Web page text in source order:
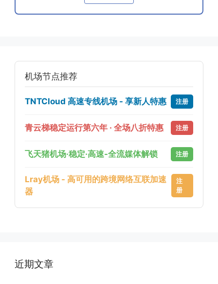
机场节点推荐
TNTCloud 高速专线机场 - 享新人特惠 注册
青云梯稳定运行第六年 · 全场八折特惠 注册
飞天猪机场·稳定·高速-全流媒体解锁 注册
Lray机场 - 高可用的跨境网络互联加速
器
注
册
近期文章